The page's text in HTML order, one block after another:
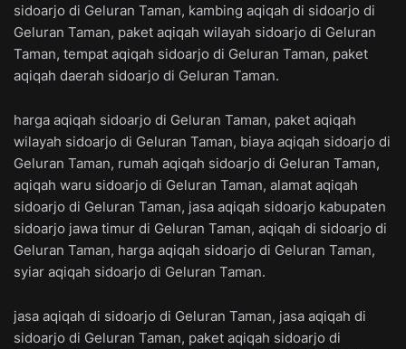
sidoarjo di Geluran Taman, kambing aqiqah di sidoarjo di
Geluran Taman, paket aqiqah wilayah sidoarjo di Geluran
Taman, tempat aqiqah sidoarjo di Geluran Taman, paket
aqiqah daerah sidoarjo di Geluran Taman.
harga aqiqah sidoarjo di Geluran Taman, paket aqiqah
wilayah sidoarjo di Geluran Taman, biaya aqiqah sidoarjo di
Geluran Taman, rumah aqiqah sidoarjo di Geluran Taman,
aqiqah waru sidoarjo di Geluran Taman, alamat aqiqah
sidoarjo di Geluran Taman, jasa aqiqah sidoarjo kabupaten
sidoarjo jawa timur di Geluran Taman, aqiqah di sidoarjo di
Geluran Taman, harga aqiqah sidoarjo di Geluran Taman,
syiar aqiqah sidoarjo di Geluran Taman.
jasa aqiqah di sidoarjo di Geluran Taman, jasa aqiqah di
sidoarjo di Geluran Taman, paket aqiqah sidoarjo di